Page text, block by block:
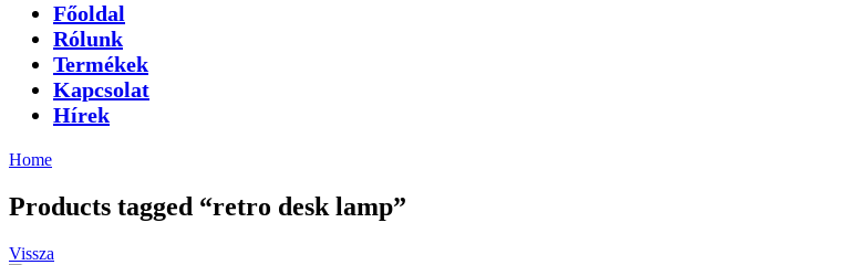
Főoldal
Rólunk
Termékek
Kapcsolat
Hírek
Home
Products tagged “retro desk lamp”
Vissza